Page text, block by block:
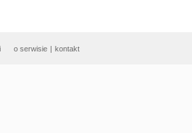
o serwisie | kontakt